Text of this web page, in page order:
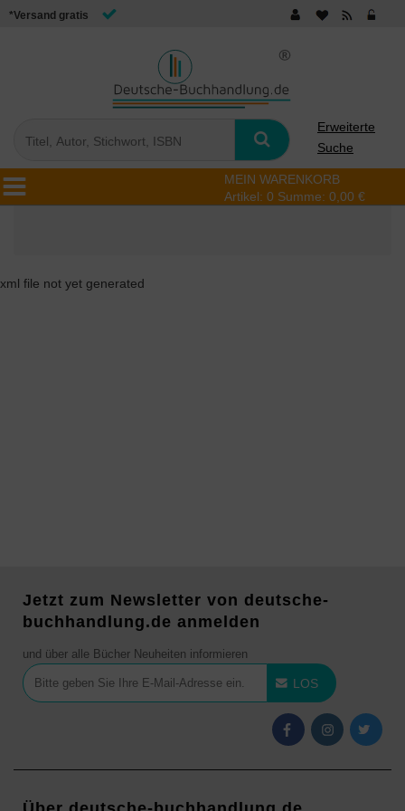
*Versand gratis
Erweiterte
Suche
MEIN WARENKORB
Artikel: 0 Summe: 0,00 €
xml file not yet generated
Jetzt zum Newsletter von deutsche-
buchhandlung.de anmelden
und über alle Bücher Neuheiten informieren
LOS